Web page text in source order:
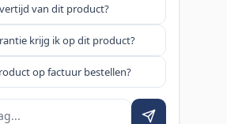
van dit product?
krijg ik op dit product?
op factuur bestellen?